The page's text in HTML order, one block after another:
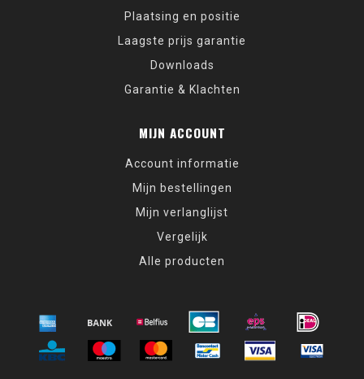
Plaatsing en positie
Laagste prijs garantie
Downloads
Garantie & Klachten
MIJN ACCOUNT
Account informatie
Mijn bestellingen
Mijn verlanglijst
Vergelijk
Alle producten